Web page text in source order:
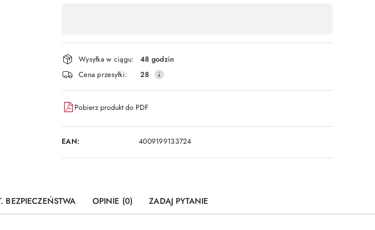
płatność
i
dostawa
Wysyłka w ciągu:
48 godzin
Cena przesyłki:
28
Pobierz produkt do PDF
EAN: 4009199133724
BEZPIECZEŃSTWA OPINIE (0) ZADAJ PYTANIE